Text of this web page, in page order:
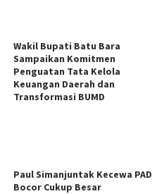
Wakil Bupati Batu Bara
Sampaikan Komitmen
Penguatan Tata Kelola
Keuangan Daerah dan
Transformasi BUMD
Paul Simanjuntak Kecewa PAD
Bocor Cukup Besar